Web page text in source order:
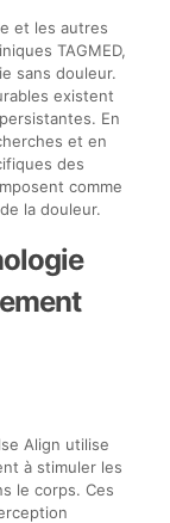
et les autres
TAGMED,
sans douleur.
existent
En
et en
des
comme
la douleur.
Align utilise
à stimuler les
le corps. Ces